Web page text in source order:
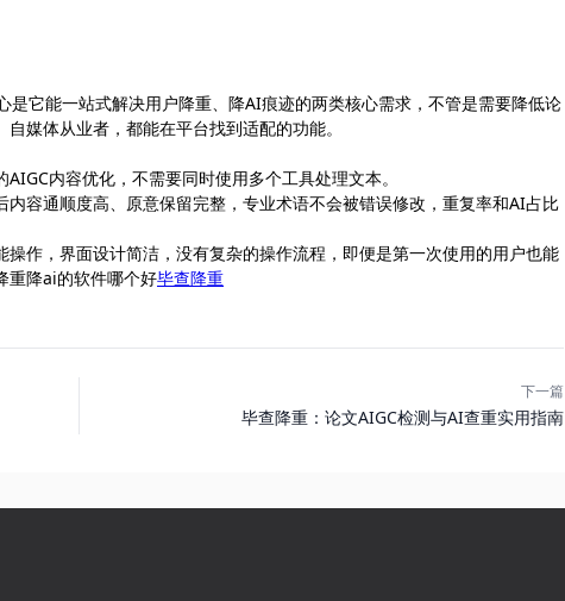
它能一站式解决用户降重、降AI痕迹的两类核心需求，不管是需要降低论
媒体从业者，都能在平台找到适配的功能。
内容优化，不需要同时使用多个工具处理文本。
容通顺度高、原意保留完整，专业术语不会被错误修改，重复率和AI占比
作，界面设计简洁，没有复杂的操作流程，即便是第一次使用的用户也能
重降ai的软件哪个好毕查降重
下一篇
毕查降重：论文AIGC检测与AI查重实用指南